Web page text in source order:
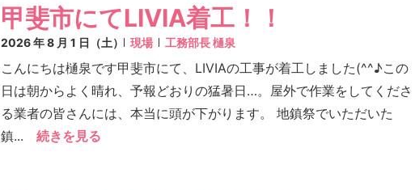
甲斐市にてLIVIA着工！！
2026 年 8 月 1 日（土） 現場 工務部長 樋泉
こんにちは樋泉です甲斐市にて、LIVIAの工事が着工しました(^^♪この
日は朝からよく晴れ、予報どおりの猛暑日…。屋外で作業をしてくださ
る業者の皆さんには、本当に頭が下がります。 地鎮祭でいただいた
鎮...
続きを見る